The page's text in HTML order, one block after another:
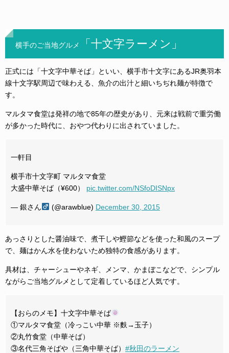
横手のご当地グルメ 「 十文字ラーメン」
正式には「十文字中華そば」といい、横手市十文字にあるJR奥羽本
線十文字駅周辺で味わえる、魚介の出汁と細いちぢれ麺が特徴で
す。
マルタマ食堂は発祥の地で85年の歴史があり、元来は戦前で重労働
が多かった時代に、おやつ代わりに出されていました。
一軒目
横手市十文字町 マルタマ食堂
大盛中華そば（¥600） pic.twitter.com/NSfoDISNpx
— 銀さん (@arawblue) December 30, 2015
あっさりとした醤油味で、煮干しや鰹節などを使った和風のスープ
で、麺はかん水を使わないため独特の食感があります。
具材は、チャーシューやネギ、メンマ、かまぼこなどで、シンプル
ながらご当地グルメとして定着しているほど人気です。
【おらのメモ】十文字中華そば
①マルタマ食堂（冷っこい中華 ※麩→玉子）
②丸竹食堂（中華そば）
③名代三角そばや（三角中華そば） #秋田のラーメン